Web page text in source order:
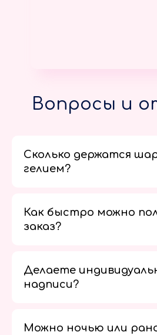
Вопросы и
Сколько держатся
гелием?
Как быстро можно
заказ?
Делаете
надписи?
Можно ночью или